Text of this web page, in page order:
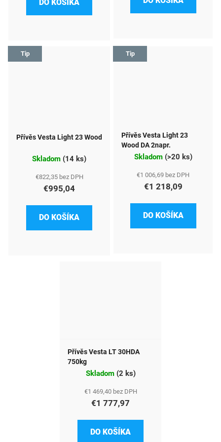
DO KOŠÍKA
Tip
Přívěs Vesta Light 23 Wood
Skladom (14 ks)
€822,35 bez DPH
€995,04
DO KOŠÍKA
Tip
Přívěs Vesta Light 23
Wood DA 2napr.
Skladom (>20 ks)
€1 006,69 bez DPH
€1 218,09
DO KOŠÍKA
Přívěs Vesta LT 30HDA
750kg
Skladom (2 ks)
€1 469,40 bez DPH
€1 777,97
DO KOŠÍKA